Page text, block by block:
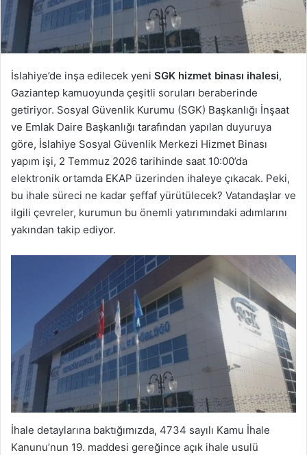
İslahiye’de inşa edilecek yeni SGK hizmet binası ihalesi,
Gaziantep kamuoyunda çeşitli soruları beraberinde
getiriyor. Sosyal Güvenlik Kurumu (SGK) Başkanlığı İnşaat
ve Emlak Daire Başkanlığı tarafından yapılan duyuruya
göre, İslahiye Sosyal Güvenlik Merkezi Hizmet Binası
yapım işi, 2 Temmuz 2026 tarihinde saat 10:00’da
elektronik ortamda EKAP üzerinden ihaleye çıkacak. Peki,
bu ihale süreci ne kadar şeffaf yürütülecek? Vatandaşlar ve
ilgili çevreler, kurumun bu önemli yatırımındaki adımlarını
yakından takip ediyor.
İhale detaylarına baktığımızda, 4734 sayılı Kamu İhale
Kanunu’nun 19. maddesi gereğince açık ihale usulü